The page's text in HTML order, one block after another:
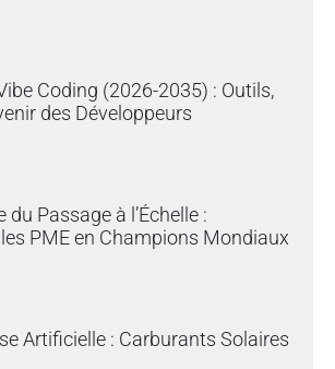
Coding (2026-2035) : Outils,
des Développeurs
du Passage à l’Échelle :
PME en Champions Mondiaux
Artificielle : Carburants Solaires